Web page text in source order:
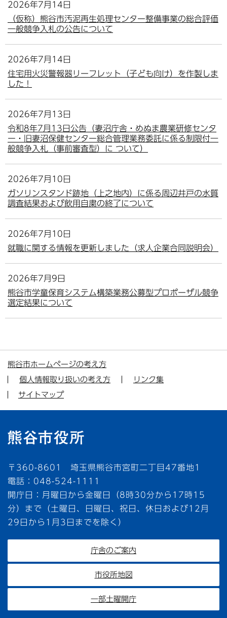
2026年7月14日
（仮称）熊谷市汚泥再生処理センター整備事業の総合評価
一般競争入札の公告について
2026年7月14日
住宅用火災警報器リーフレット（子ども向け）を作製しま
した！
2026年7月13日
令和8年7月13日公告（妻沼庁舎・めぬま農業研修センタ
ー・旧妻沼保健センター総合管理業務委託に係る制限付一
般競争入札（事前審査型）に ついて）
2026年7月10日
ガソリンスタンド跡地（上之地内）に係る周辺井戸の水質
調査結果および飲用自粛の終了について
2026年7月10日
就職に関する情報を更新しました（求人企業合同説明会）
2026年7月9日
熊谷市学童保育システム構築業務公募型プロポーザル競争
選定結果について
熊谷市ホームページの考え方
個人情報取り扱いの考え方
リンク集
サイトマップ
〒360-8601 埼玉県熊谷市宮町二丁目47番地1
電話：048-524-1111
開庁日：月曜日から金曜日（8時30分から17時15
分）まで（土曜日、日曜日、祝日、休日および12月
29日から1月3日までを除く）
庁舎のご案内
市役所地図
一部土曜開庁